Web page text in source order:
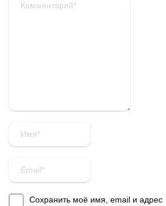
Сохранить моё имя, email и адрес